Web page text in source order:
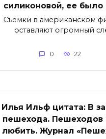
силиконовой, ее
Съемки в американском
оставляют огромный
0 22
Илья Ильф цитата: В
пешехода. Пешеходов
любить. Журнал